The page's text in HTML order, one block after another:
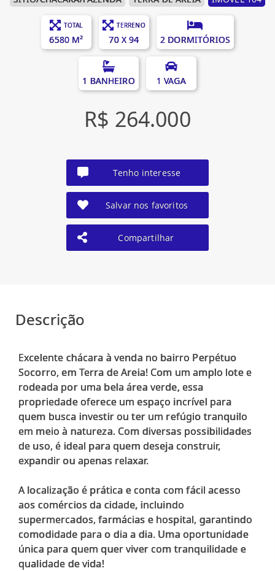
TOTAL
6580 M²
TERRENO
70 X 94 2 DORMITÓRIOS
1 BANHEIRO 1 VAGA
R$ 264.000
Tenho interesse
Salvar nos favoritos
Compartilhar
Descrição
Excelente chácara à venda no bairro Perpétuo
Socorro, em Terra de Areia! Com um amplo lote e
rodeada por uma bela área verde, essa
propriedade oferece um espaço incrível para
quem busca investir ou ter um refúgio tranquilo
em meio à natureza. Com diversas possibilidades
de uso, é ideal para quem deseja construir,
expandir ou apenas relaxar.
A localização é prática e conta com fácil acesso
aos comércios da cidade, incluindo
supermercados, farmácias e hospital, garantindo
comodidade para o dia a dia. Uma oportunidade
única para quem quer viver com tranquilidade e
qualidade de vida!